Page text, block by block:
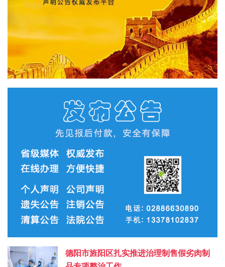
德阳市旌阳区扎实推进治理制售假劣肉制